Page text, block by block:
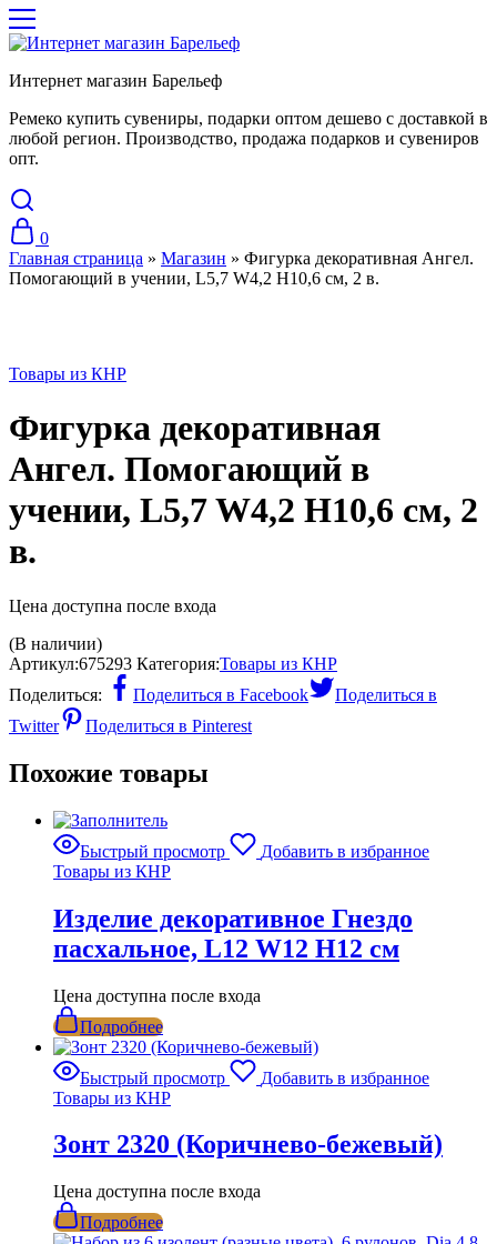
Интернет магазин Барельеф
Ремеко купить сувениры, подарки оптом дешево с доставкой в
любой регион. Производство, продажа подарков и сувениров
опт.
0
Главная страница » Магазин » Фигурка декоративная Ангел.
Помогающий в учении, L5,7 W4,2 H10,6 см, 2 в.
Товары из КНР
Фигурка декоративная
Ангел. Помогающий в
учении, L5,7 W4,2 H10,6 см, 2
в.
Цена доступна после входа
(В наличии)
Артикул:675293 Категория:Товары из КНР
Поделиться:
Поделиться в Facebook
Поделиться в
Twitter
Поделиться в Pinterest
Похожие товары
Быстрый просмотр
Добавить в избранное
Товары из КНР
Изделие декоративное Гнездо
пасхальное, L12 W12 H12 см
Цена доступна после входа
Подробнее
Быстрый просмотр
Добавить в избранное
Товары из КНР
Зонт 2320 (Коричнево-бежевый)
Цена доступна после входа
Подробнее